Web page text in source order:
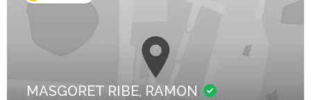
MASGORET RIBE, RAMON